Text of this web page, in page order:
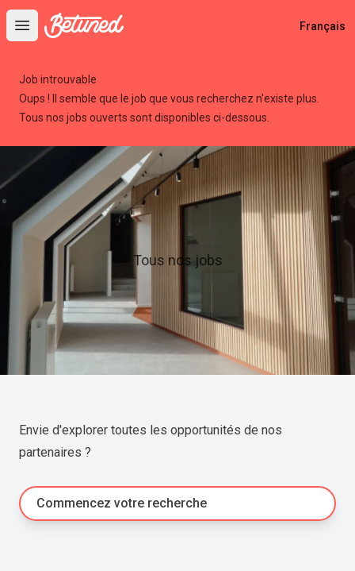
Open main menu
Betuned Français
Job introuvable
Oups ! Il semble que le job que vous recherchez n'existe plus.
Tous nos jobs ouverts sont disponibles ci-dessous.
Tous nos jobs
Envie d'explorer toutes les opportunités de nos
partenaires ?
Commencez votre recherche